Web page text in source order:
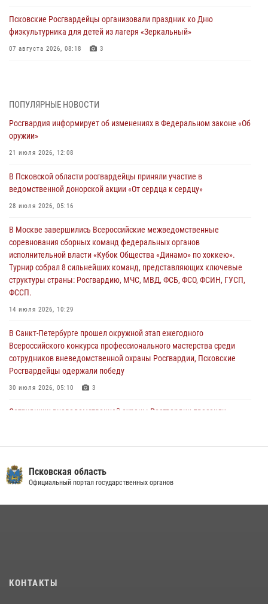
Псковские Росгвардейцы организовали праздник ко Дню
физкультурника для детей из лагеря «Зеркальный»
07 августа 2026, 08:18 3
05 августа 2026, 14:17
Псковская Росгвардия приглашает на службу в подразделениях
вневедомственной охраны
05 августа 2026, 14:14
Псковские Росгвардейцы приняли участие в Чемпионате Северо-
Западного округа Росгвардии по спортивному и боевому самбо в
Вологде
В региональном Управление Росгвардии состоялся единый день
государственно-правового информирования
04 августа 2026, 11:58
Генерал-полковник Юрий Аверин выступил на Всероссийском
молодёжном образовательном форуме «Территория смыслов»
ПОПУЛЯРНЫЕ НОВОСТИ
Росгвардия информирует об изменениях в Федеральном законе «Об
оружии»
21 июля 2026, 12:08
В Псковской области росгвардейцы приняли участие в
ведомственной донорской акции «От сердца к сердцу»
28 июля 2026, 05:16
В Москве завершились Всероссийские межведомственные
соревнования сборных команд федеральных органов
исполнительной власти «Кубок Общества «Динамо» по хоккею».
Турнир собрал 8 сильнейших команд, представляющих ключевые
структуры страны: Росгвардию, МЧС, МВД, ФСБ, ФСО, ФСИН, ГУСП,
ФССП.
14 июля 2026, 10:29
В Санкт-Петербурге прошел окружной этап ежегодного
Всероссийского конкурса профессионального мастерства среди
сотрудников вневедомственной охраны Росгвардии, Псковские
Росгвардейцы одержали победу
30 июля 2026, 05:10 3
Сотрудники вневедомственной охраны Росгвардии пресекли
В Управлении Росгвардии по Псковской области состоялось
рабочее совещание
сутки пресекли в областном центре серию краж
Псковская область
Официальный портал государственных органов
КОНТАКТЫ